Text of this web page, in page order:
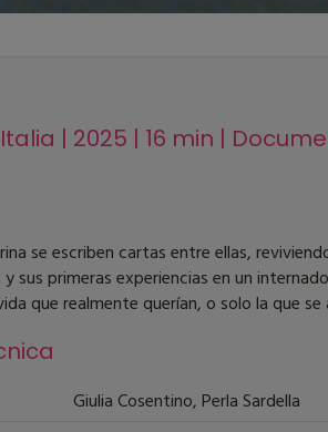
| 2025 | 16 min |
se escriben cartas entre ellas,
sus primeras experiencias en un
que realmente querían, o solo la que
Giulia Cosentino, Perla Sardella